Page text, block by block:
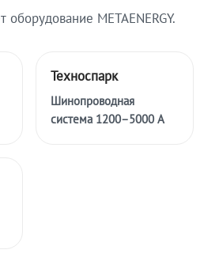
METAENERGY.
Техноспарк
Шинопроводная
система 1200–5000 А